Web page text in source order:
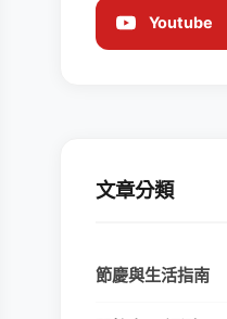
Youtube
文章分類
節慶與生活指南